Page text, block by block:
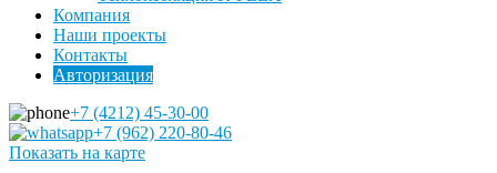
Компания
Наши проекты
Контакты
Авторизация
+7 (4212) 45-30-00
+7 (962) 220-80-46
Показать на карте